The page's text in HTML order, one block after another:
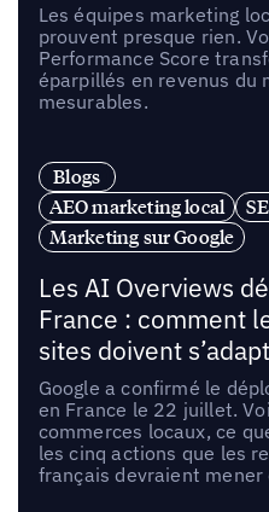
Les équipes marketing
prouvent presque rien.
Performance Score
éparpillés en revenus du
mesurables.
Blogs
AEO marketing local
Marketing sur Google
Les AI Overviews
France : comment
sites doivent
Google a confirmé le
en France le 22 juillet.
commerces locaux, ce
les cinq actions que les
français devraient